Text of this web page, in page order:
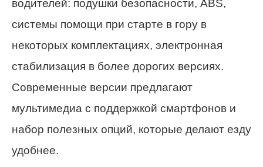
водителей: подушки безопасности, ABS,
системы помощи при старте в гору в
некоторых комплектациях, электронная
стабилизация в более дорогих версиях.
Современные версии предлагают
мультимедиа с поддержкой смартфонов и
набор полезных опций, которые делают езду
удобнее.